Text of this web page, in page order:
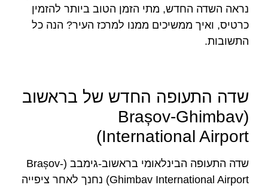
נראה השדה החדש, מתי הזמן הטוב ביותר להזמין
כרטיס, ואיך ממשיכים ממנו למרכז העיר? הנה כל
התשובות.
שדה התעופה החדש של בראשוב
(Brașov-Ghimbav
International Airport)
שדה התעופה הבינלאומי בראשוב-גימבב (Brașov-
Ghimbav International Airport) נחנך לאחר ציפייה